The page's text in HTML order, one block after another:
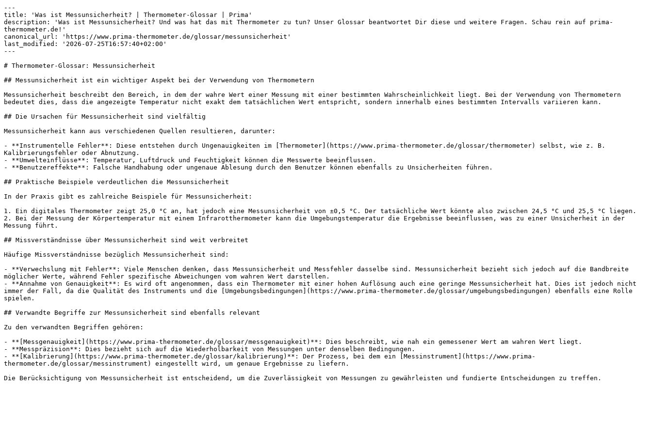
---
title: 'Was ist Messunsicherheit? | Thermometer-Glossar | Prima'
description: 'Was ist Messunsicherheit? Und was hat das mit Thermometer zu tun? Unser Glossar beantwortet Dir diese und weitere Fragen. Schau rein auf prima-
thermometer.de!'
canonical_url: 'https://www.prima-thermometer.de/glossar/messunsicherheit'
last_modified: '2026-07-25T16:57:40+02:00'
---
# Thermometer-Glossar: Messunsicherheit
## Messunsicherheit ist ein wichtiger Aspekt bei der Verwendung von Thermometern
Messunsicherheit beschreibt den Bereich, in dem der wahre Wert einer Messung mit einer bestimmten Wahrscheinlichkeit liegt. Bei der Verwendung von Thermometern
bedeutet dies, dass die angezeigte Temperatur nicht exakt dem tatsächlichen Wert entspricht, sondern innerhalb eines bestimmten Intervalls variieren kann.
## Die Ursachen für Messunsicherheit sind vielfältig
Messunsicherheit kann aus verschiedenen Quellen resultieren, darunter:
- **Instrumentelle Fehler**: Diese entstehen durch Ungenauigkeiten im [Thermometer](https://www.prima-thermometer.de/glossar/thermometer) selbst, wie z. B.
Kalibrierungsfehler oder Abnutzung.
- **Umwelteinflüsse**: Temperatur, Luftdruck und Feuchtigkeit können die Messwerte beeinflussen.
- **Benutzereffekte**: Falsche Handhabung oder ungenaue Ablesung durch den Benutzer können ebenfalls zu Unsicherheiten führen.
## Praktische Beispiele verdeutlichen die Messunsicherheit
In der Praxis gibt es zahlreiche Beispiele für Messunsicherheit:
1. Ein digitales Thermometer zeigt 25,0 °C an, hat jedoch eine Messunsicherheit von ±0,5 °C. Der tatsächliche Wert könnte also zwischen 24,5 °C und 25,5 °C liegen.
2. Bei der Messung der Körpertemperatur mit einem Infrarotthermometer kann die Umgebungstemperatur die Ergebnisse beeinflussen, was zu einer Unsicherheit in der
Messung führt.
## Missverständnisse über Messunsicherheit sind weit verbreitet
Häufige Missverständnisse bezüglich Messunsicherheit sind:
- **Verwechslung mit Fehler**: Viele Menschen denken, dass Messunsicherheit und Messfehler dasselbe sind. Messunsicherheit bezieht sich jedoch auf die Bandbreite
möglicher Werte, während Fehler spezifische Abweichungen vom wahren Wert darstellen.
- **Annahme von Genauigkeit**: Es wird oft angenommen, dass ein Thermometer mit einer hohen Auflösung auch eine geringe Messunsicherheit hat. Dies ist jedoch nicht
immer der Fall, da die Qualität des Instruments und die [Umgebungsbedingungen](https://www.prima-thermometer.de/glossar/umgebungsbedingungen) ebenfalls eine Rolle
spielen.
## Verwandte Begriffe zur Messunsicherheit sind ebenfalls relevant
Zu den verwandten Begriffen gehören:
- **[Messgenauigkeit](https://www.prima-thermometer.de/glossar/messgenauigkeit)**: Dies beschreibt, wie nah ein gemessener Wert am wahren Wert liegt.
- **Messpräzision**: Dies bezieht sich auf die Wiederholbarkeit von Messungen unter denselben Bedingungen.
- **[Kalibrierung](https://www.prima-thermometer.de/glossar/kalibrierung)**: Der Prozess, bei dem ein [Messinstrument](https://www.prima-
thermometer.de/glossar/messinstrument) eingestellt wird, um genaue Ergebnisse zu liefern.